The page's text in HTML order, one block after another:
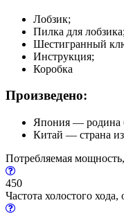
Лобзик;
Пилка для лобзика;
Шестигранный
Инструкция;
Коробка
Произведено:
Япония — родина
Китай — страна
Потребляемая
450
Частота холостого хода,